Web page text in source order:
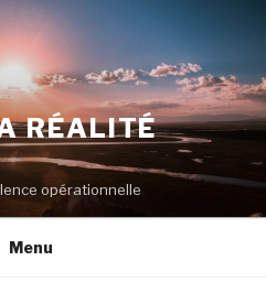
RÉALITÉ
opérationnelle
Menu